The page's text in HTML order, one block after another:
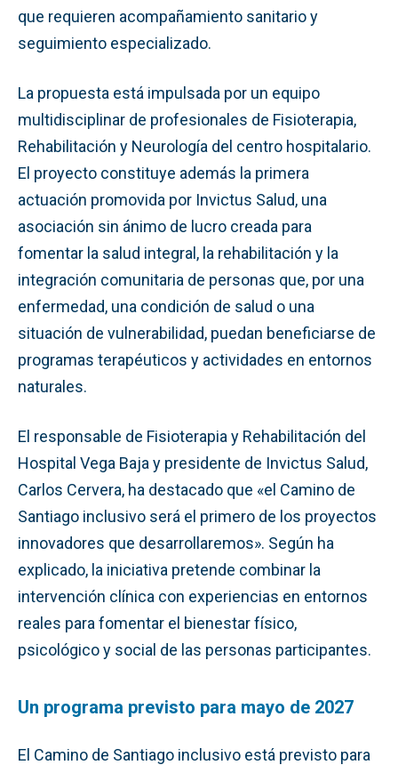
que requieren acompañamiento sanitario y
seguimiento especializado.
La propuesta está impulsada por un equipo
multidisciplinar de profesionales de Fisioterapia,
Rehabilitación y Neurología del centro hospitalario.
El proyecto constituye además la primera
actuación promovida por Invictus Salud, una
asociación sin ánimo de lucro creada para
fomentar la salud integral, la rehabilitación y la
integración comunitaria de personas que, por una
enfermedad, una condición de salud o una
situación de vulnerabilidad, puedan beneficiarse de
programas terapéuticos y actividades en entornos
naturales.
El responsable de Fisioterapia y Rehabilitación del
Hospital Vega Baja y presidente de Invictus Salud,
Carlos Cervera, ha destacado que «el Camino de
Santiago inclusivo será el primero de los proyectos
innovadores que desarrollaremos». Según ha
explicado, la iniciativa pretende combinar la
intervención clínica con experiencias en entornos
reales para fomentar el bienestar físico,
psicológico y social de las personas participantes.
Un programa previsto para mayo de 2027
El Camino de Santiago inclusivo está previsto para